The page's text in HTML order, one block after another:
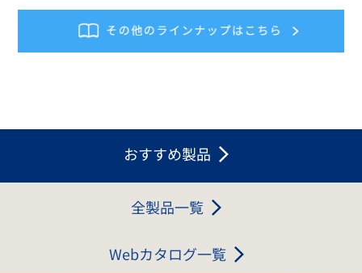
おすすめ製品
全製品一覧
Webカタログ一覧